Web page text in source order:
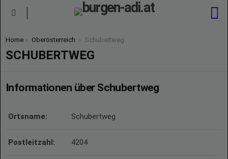
You are here:
Home Oberösterreich Schubertweg
SCHUBERTWEG
Informationen über Schubertweg
Ortsname: Schubertweg
Postleitzahl: 4204